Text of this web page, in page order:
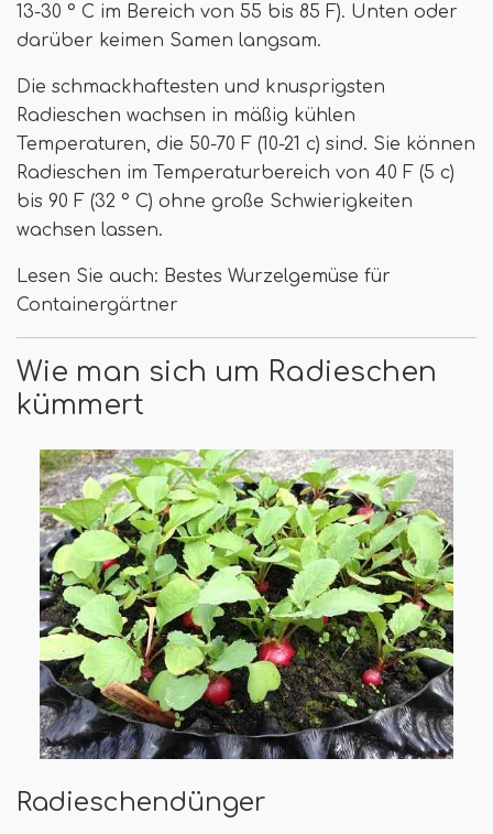
13-30 ° C im Bereich von 55 bis 85 F). Unten oder
darüber keimen Samen langsam.
Die schmackhaftesten und knusprigsten
Radieschen wachsen in mäßig kühlen
Temperaturen, die 50-70 F (10-21 c) sind. Sie können
Radieschen im Temperaturbereich von 40 F (5 c)
bis 90 F (32 ° C) ohne große Schwierigkeiten
wachsen lassen.
Lesen Sie auch: Bestes Wurzelgemüse für
Containergärtner
Wie man sich um Radieschen
kümmert
Radieschendünger